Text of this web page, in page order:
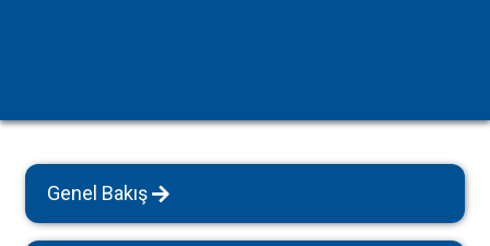
Genel Bakış